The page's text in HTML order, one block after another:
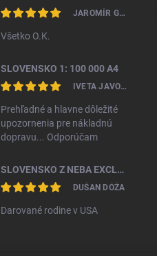
JAROMÍR GAŽO
Všetko O.K.
SLOVENSKO 1: 100 000 A4
IVETA JAVORKOVÁ KAMHALOVÁ
Prehľadné a hlavne dôležité
upozornenia pre nákladnú
dopravu... Odporúčam
SLOVENSKO Z NEBA EXCLUSIVE II. VYDANIE
DUŠAN DÓŽA
Darované rodine v USA